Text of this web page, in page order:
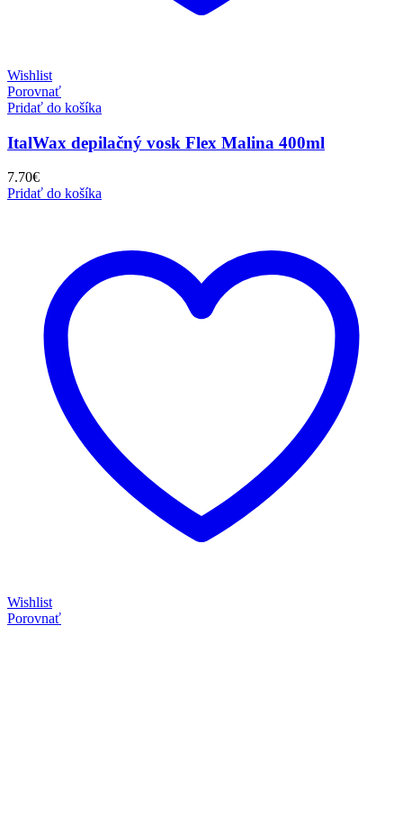
Wishlist
Porovnať
Pridať do košíka
ItalWax depilačný vosk Flex Malina 400ml
7.70€
Pridať do košíka
Wishlist
Porovnať